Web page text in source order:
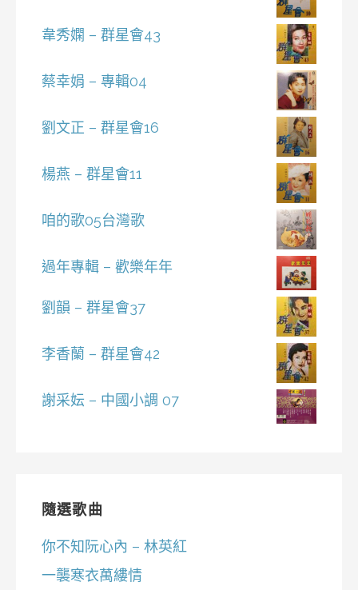
韋秀嫻 – 群星會43
蔡幸娟 – 專輯04
劉文正 – 群星會16
楊燕 – 群星會11
咱的歌05台灣歌
過年專輯 – 歡樂年年
劉韻 – 群星會37
李香蘭 – 群星會42
謝采妘 – 中國小調 07
隨選歌曲
你不知阮心內 – 林英紅
一襲寒衣萬縷情